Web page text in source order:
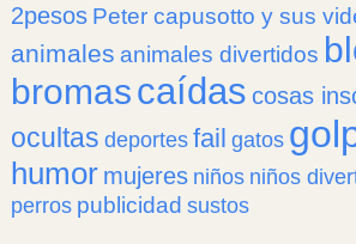
2pesos Peter capusotto y sus
animales animales divertidos
bromascaídas cosas
ocultas deportes fail gatos
humor mujeres niños niños
perros publicidad sustos